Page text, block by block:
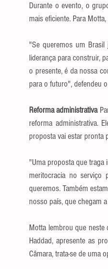
Durante o evento, o
mais eficiente. Para
"Se queremos um
liderança para construir,
o presente, é da nossa
para o futuro", defendeu
Reforma administrativa
reforma administrativa.
proposta vai estar pronta
"Uma proposta que traga
meritocracia no serviço
queremos. Também
nosso país, que chegam
Motta lembrou que neste
Haddad, apresente as
Câmara, trata-se de uma